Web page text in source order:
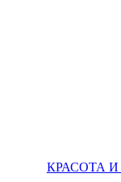
КРАСОТА И